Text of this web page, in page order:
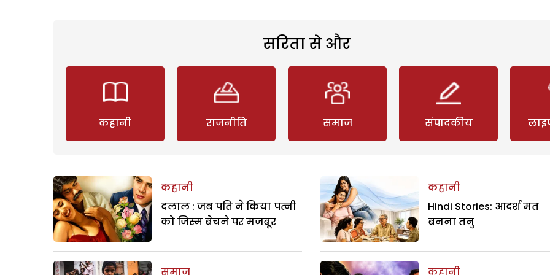
सरिता से और
कहानी राजनीति समाज संपादकीय
कहानी
दलाल : जब पति ने किया पत्नी
को जिस्म बेचने पर मजबूर
कहानी
Hindi Stories: आदर्श मत
बनना तनु